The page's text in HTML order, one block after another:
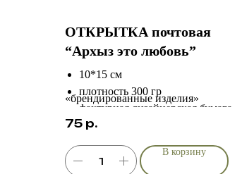
ОТКРЫТКА почтовая
“Архыз это любовь”
10*15 см
плотность 300 гр
фактурная дизайнерская бумага
индивидуальный дизайн в разделе
«брендированные изделия»
75 р.
В корзину